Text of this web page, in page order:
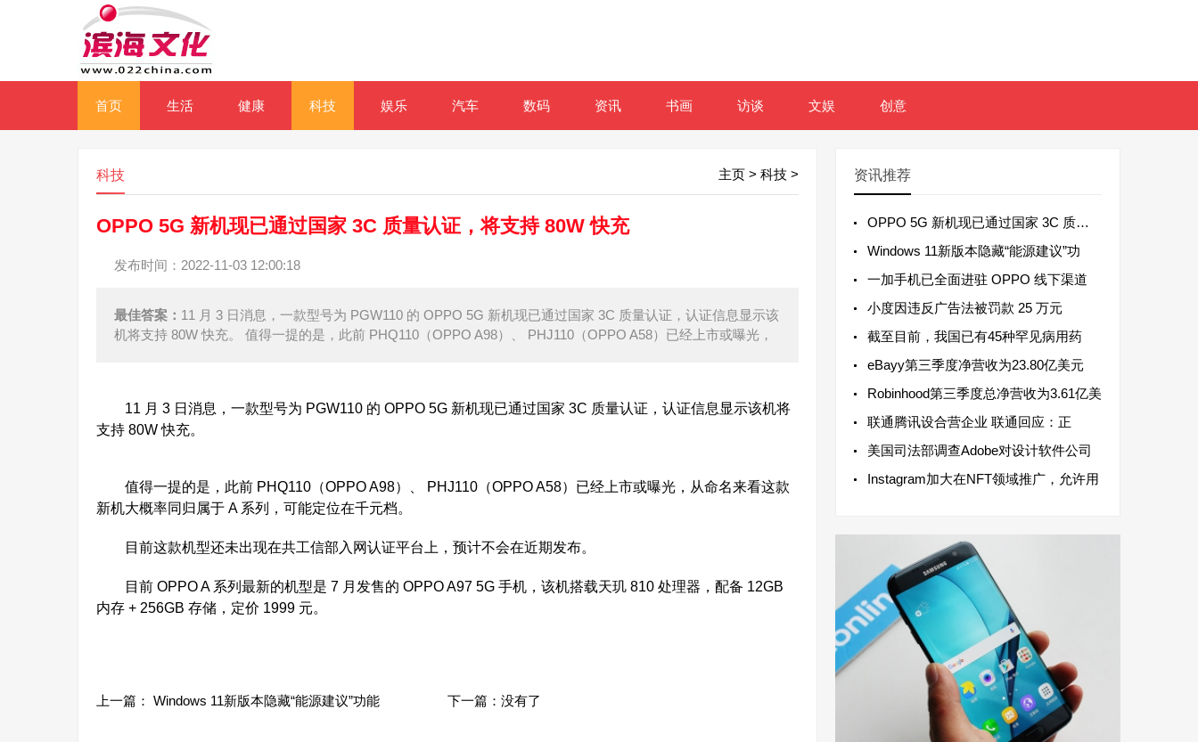
首页 生活 健康 科技 娱乐 汽车 数码 资讯 书画 访谈 文娱 创意
主页 > 科技 >
科技
OPPO 5G 新机现已通过国家 3C 质量认证，将支持 80W 快充
发布时间：2022-11-03 12:00:18
最佳答案： 11 月 3 日消息，一款型号为 PGW110 的 OPPO 5G 新机现已通过国家 3C 质量认证，认证信息显示该
机将支持 80W 快充。 值得一提的是，此前 PHQ110（OPPO A98）、 PHJ110（OPPO A58）已经上市或曝光，
11 月 3 日消息，一款型号为 PGW110 的 OPPO 5G 新机现已通过国家 3C 质量认证，认证信息显示该机将
支持 80W 快充。
值得一提的是，此前 PHQ110（OPPO A98）、 PHJ110（OPPO A58）已经上市或曝光，从命名来看这款
新机大概率同归属于 A 系列，可能定位在千元档。
目前这款机型还未出现在共工信部入网认证平台上，预计不会在近期发布。
目前 OPPO A 系列最新的机型是 7 月发售的 OPPO A97 5G 手机，该机搭载天玑 810 处理器，配备 12GB
内存 + 256GB 存储，定价 1999 元。
上一篇： Windows 11新版本隐藏“能源建议”功能 下一篇：没有了
资讯推荐
OPPO 5G 新机现已通过国家 3C 质量认
Windows 11新版本隐藏“能源建议”功
一加手机已全面进驻 OPPO 线下渠道
小度因违反广告法被罚款 25 万元
截至目前，我国已有45种罕见病用药
eBayy第三季度净营收为23.80亿美元
Robinhood第三季度总净营收为3.61亿美
联通腾讯设合营企业 联通回应：正
美国司法部调查Adobe对设计软件公司
Instagram加大在NFT领域推广，允许用